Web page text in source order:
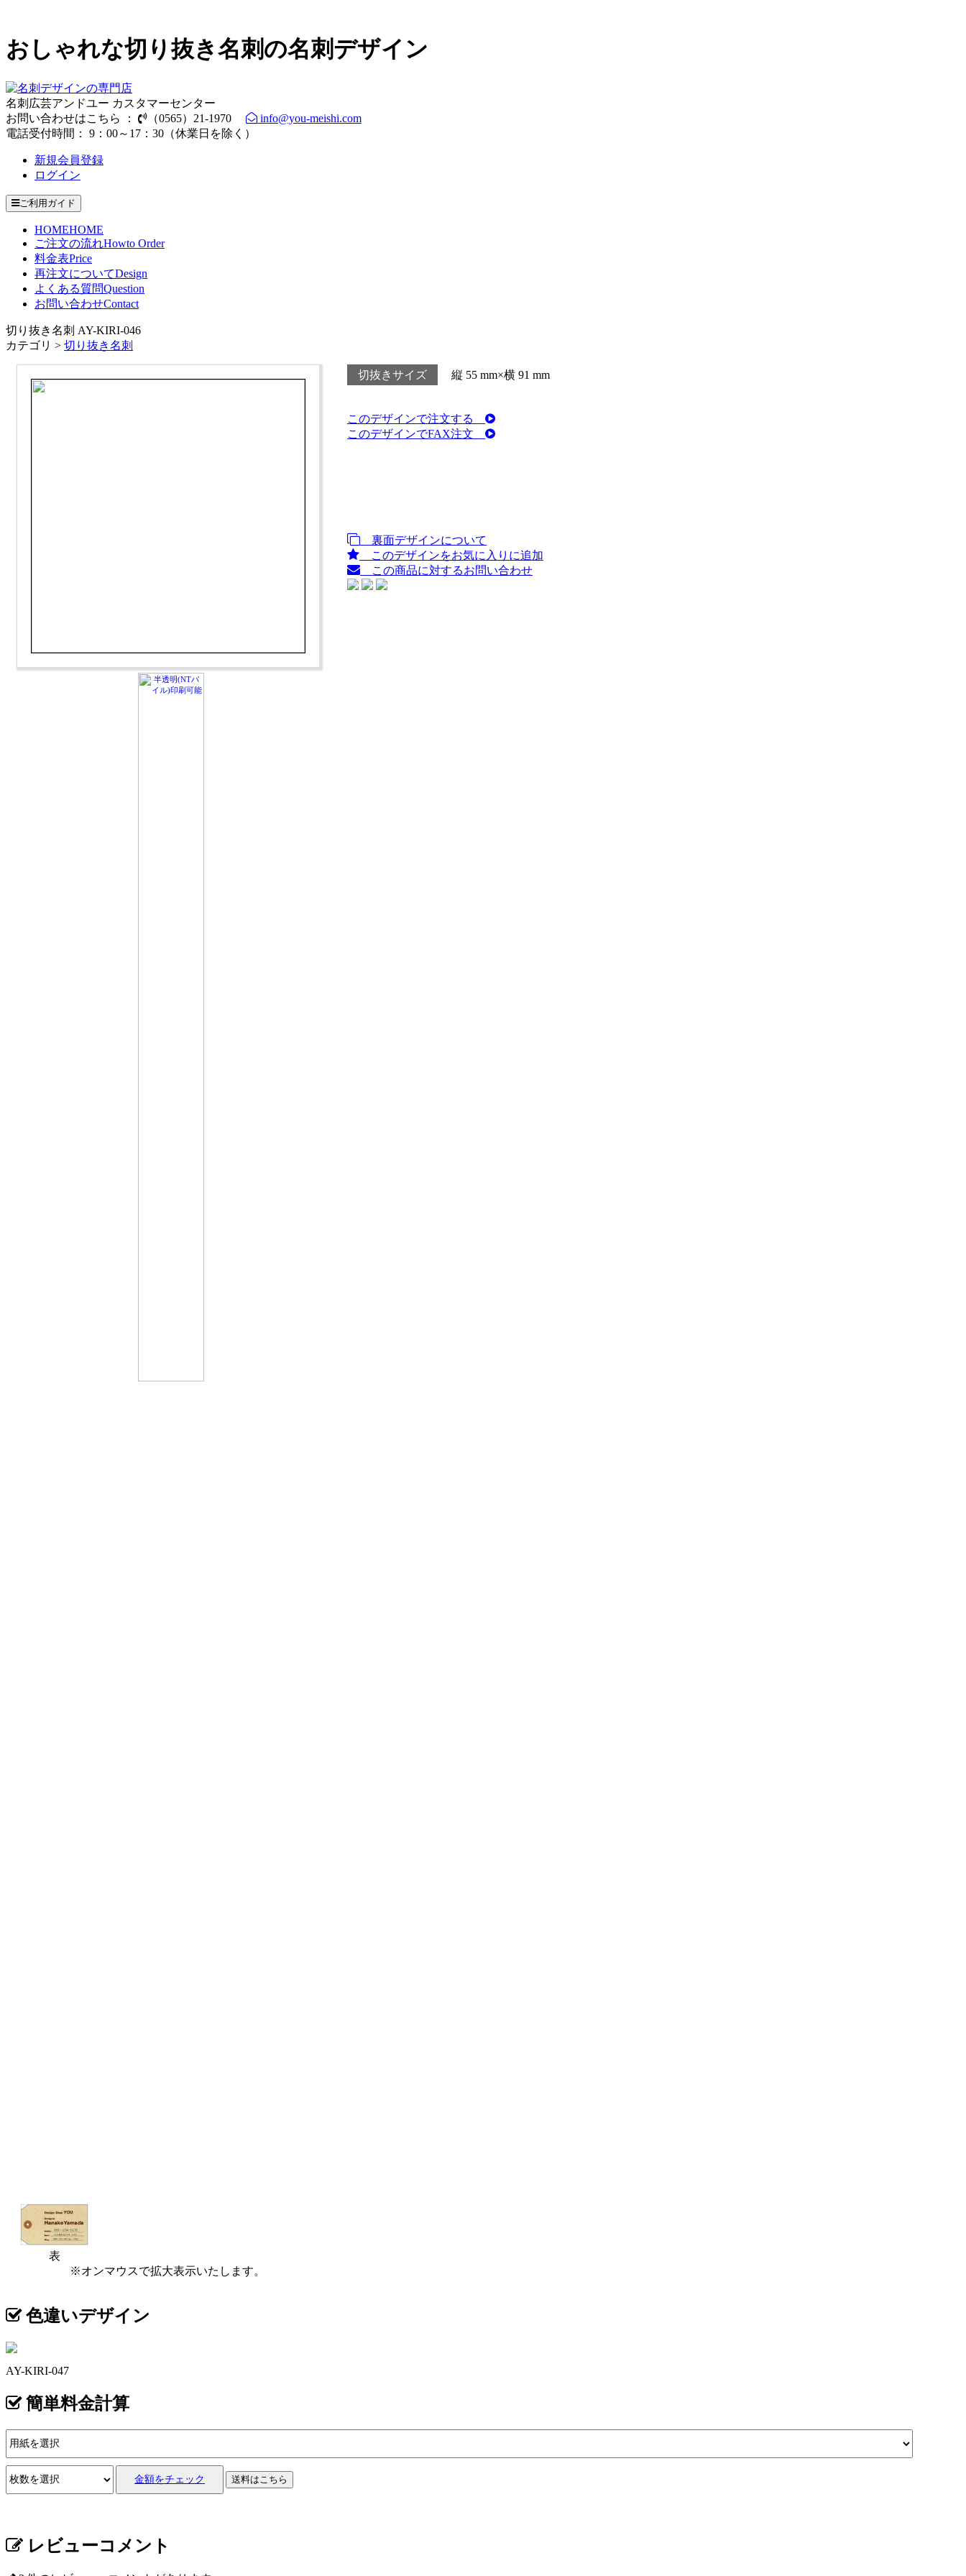
おしゃれな切り抜き名刺の名刺デザイン
名刺広芸アンドユー カスタマーセンター
お問い合わせはこちら ：
（0565）21-1970
info@you-meishi.com
電話受付時間： 9：00～17：30（休業日を除く）
新規会員登録
ログイン
ご利用ガイド
HOMEHOME
ご注文の流れHowto Order
料金表Price
再注文についてDesign
よくある質問Question
お問い合わせContact
切り抜き名刺 AY-KIRI-046
カテゴリ > 切り抜き名刺
表
※オンマウスで拡大表示いたします。
切抜きサイズ 縦 55 mm×横 91 mm
このデザインで注文する
このデザインでFAX注文
裏面デザインについて
このデザインをお気に入りに追加
この商品に対するお問い合わせ
色違いデザイン
AY-KIRI-047
簡単料金計算
金額をチェック 送料はこちら
レビューコメント